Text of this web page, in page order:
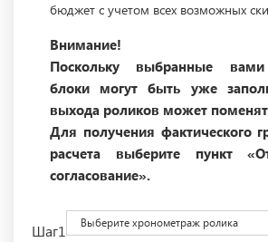
бюджет с учетом всех возможных
Внимание!
Поскольку выбранные
блоки могут быть уже
выхода роликов может
Для получения фактического
расчета выберите пункт
согласование».
Шаг1 Выберите хронометраж ролика